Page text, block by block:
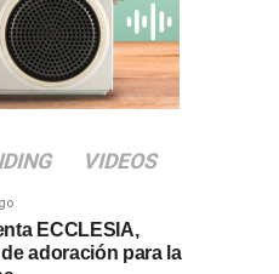
VIDEOS
ECCLESIA,
adoración para la